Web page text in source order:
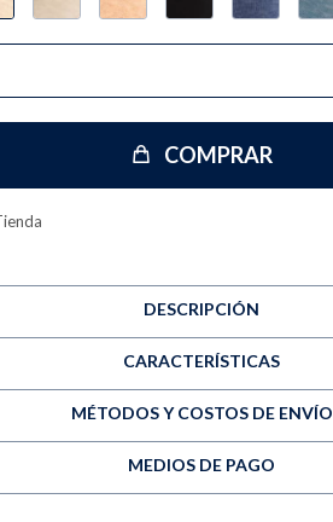
COMPRAR
DESCRIPCIÓN
CARACTERÍSTICAS
MÉTODOS Y COSTOS DE ENVÍO
MEDIOS DE PAGO